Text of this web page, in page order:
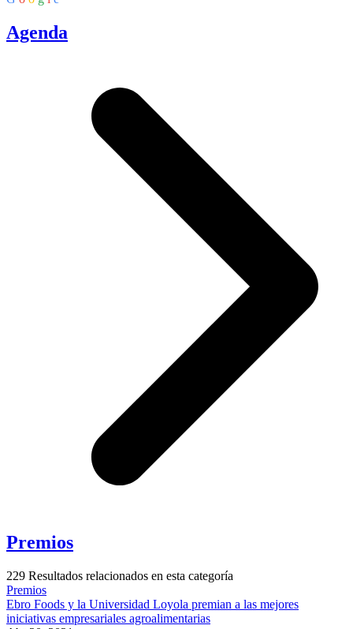
Agenda
Premios
229 Resultados relacionados en esta categoría
Premios
Ebro Foods y la Universidad Loyola premian a las mejores
iniciativas empresariales agroalimentarias